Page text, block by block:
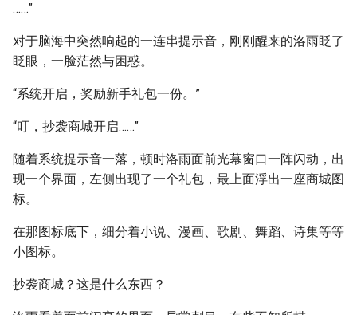
……”
对于脑海中突然响起的一连串提示音，刚刚醒来的洛雨眨了
眨眼，一脸茫然与困惑。
“系统开启，奖励新手礼包一份。”
“叮，抄袭商城开启……”
随着系统提示音一落，顿时洛雨面前光幕窗口一阵闪动，出
现一个界面，左侧出现了一个礼包，最上面浮出一座商城图
标。
在那图标底下，细分着小说、漫画、歌剧、舞蹈、诗集等等
小图标。
抄袭商城？这是什么东西？